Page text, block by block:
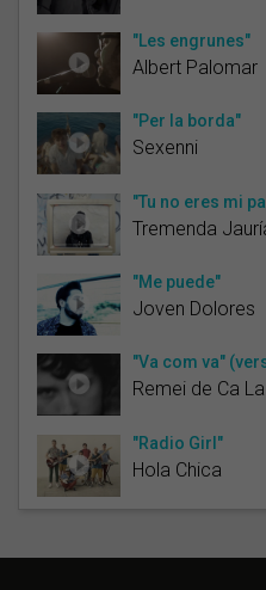
"Les engrunes"
Albert Palomar
"Per la borda"
Sexenni
"Tu no eres mi
Tremenda
"Me puede"
Joven Dolores
"Va com va"
Remei de Ca
"Radio Girl"
Hola Chica